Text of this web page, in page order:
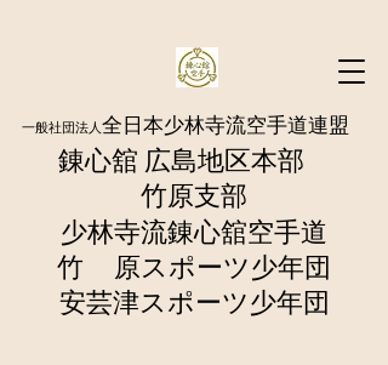
一般社団法人全日本少林寺流空手道連盟
錬心舘 広島地区本部
​竹原支部
少林寺流錬心舘空手道
竹 原スポーツ少年団
​安芸津スポーツ少年団